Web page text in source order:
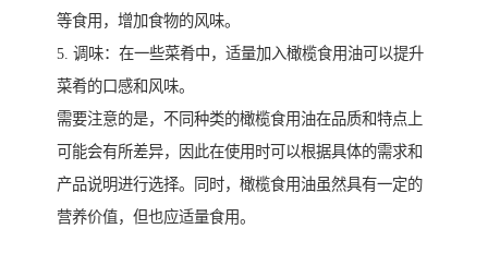
等食用，增加食物的风味。
5. 调味：在一些菜肴中，适量加入橄榄食用油可以提升
菜肴的口感和风味。
需要注意的是，不同种类的橄榄食用油在品质和特点上
可能会有所差异，因此在使用时可以根据具体的需求和
产品说明进行选择。同时，橄榄食用油虽然具有一定的
营养价值，但也应适量食用。